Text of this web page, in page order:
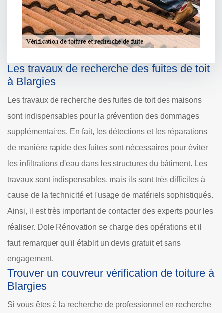
Les travaux de recherche des fuites de toit
à Blargies
Les travaux de recherche des fuites de toit des maisons
sont indispensables pour la prévention des dommages
supplémentaires. En fait, les détections et les réparations
de manière rapide des fuites sont nécessaires pour éviter
les infiltrations d'eau dans les structures du bâtiment. Les
travaux sont indispensables, mais ils sont très difficiles à
cause de la technicité et l'usage de matériels sophistiqués.
Ainsi, il est très important de contacter des experts pour les
réaliser. Dole Rénovation se charge des opérations et il
faut remarquer qu'il établit un devis gratuit et sans
engagement.
Trouver un couvreur vérification de toiture à
Blargies
Si vous êtes à la recherche de professionnel en recherche